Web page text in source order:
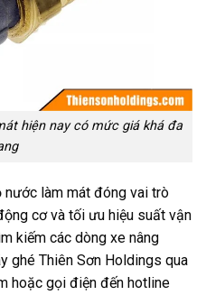
hiện nay có mức giá khá đa
nước làm mát đóng vai trò
cơ và tối ưu hiệu suất vận
kiếm các dòng xe nâng
ghé Thiên Sơn Holdings qua
hoặc gọi điện đến hotline